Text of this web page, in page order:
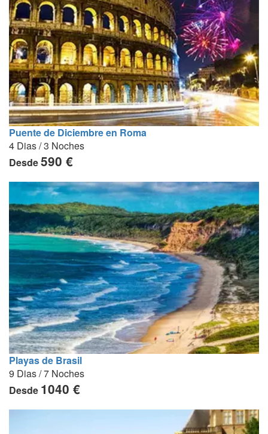
Puente de Diciembre en Roma
4 Dias / 3 Noches
Desde590 €
Playas de Brasil
9 Dias / 7 Noches
Desde 1040 €